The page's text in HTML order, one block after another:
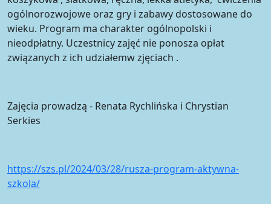
ogólnorozwojowe oraz gry i zabawy dostosowane do
wieku. Program ma charakter ogólnopolski i
nieodpłatny. Uczestnicy zajęć nie ponosza opłat
związanych z ich udziałemw zjęciach .
Zajęcia prowadzą - Renata Rychlińska i Chrystian
Serkies
https://szs.pl/2024/03/28/rusza-program-aktywna-
szkola/